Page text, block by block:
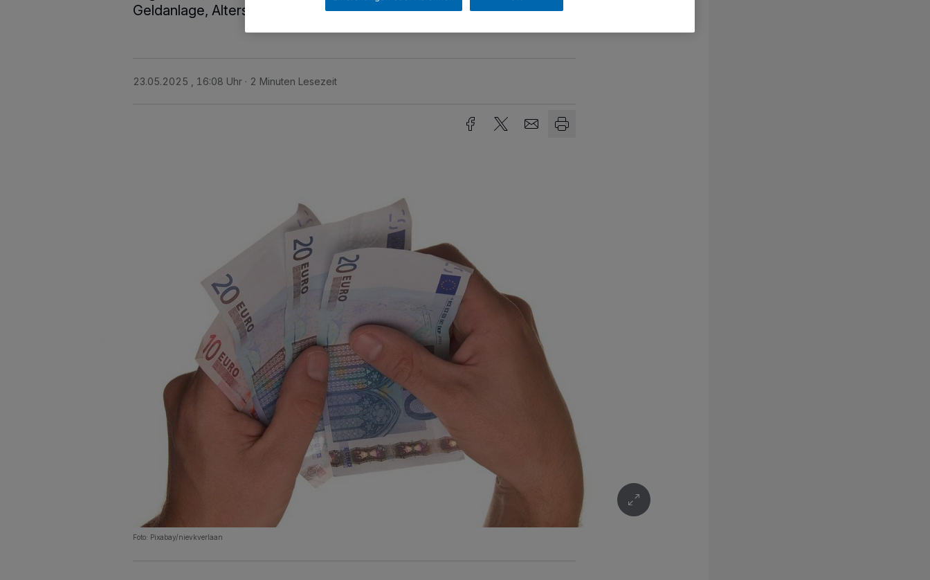
Geldanlage, Altersvorsorge und Investmentmöglichkeiten richten.
23.05.2025 , 16:08 Uhr 2 Minuten Lesezeit
Foto: Pixabay/nievkverlaan